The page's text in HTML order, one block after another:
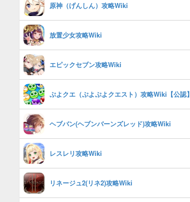
原神（げんしん）攻略Wiki
放置少女攻略Wiki
エピックセブン攻略Wiki
ぷよクエ（ぷよぷよクエスト）攻略Wiki【公認】
ヘブバン(ヘブンバーンズレッド)攻略Wiki
レスレリ攻略Wiki
リネージュ2(リネ2)攻略Wiki